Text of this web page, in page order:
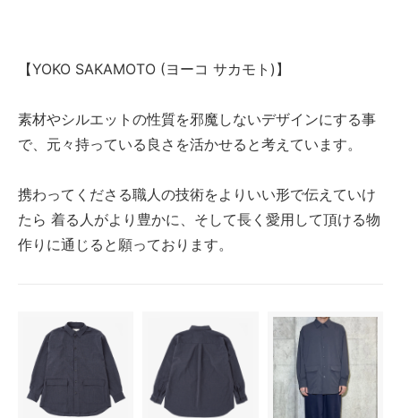
【YOKO SAKAMOTO (ヨーコ サカモト)】
素材やシルエットの性質を邪魔しないデザインにする事
で、元々持っている良さを活かせると考えています。
携わってくださる職人の技術をよりいい形で伝えていけ
たら 着る人がより豊かに、そして長く愛用して頂ける物
作りに通じると願っております。